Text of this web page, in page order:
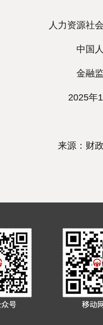
人力资源社会
中国人
金融监
2025年
来源：财